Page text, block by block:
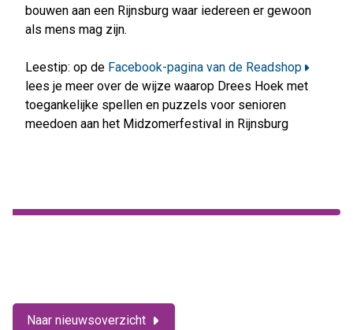
bouwen aan een Rijnsburg waar iedereen er gewoon
als mens mag zijn.
Leestip: op de Facebook-pagina van de Readshop
lees je meer over de wijze waarop Drees Hoek met
toegankelijke spellen en puzzels voor senioren
meedoen aan het Midzomerfestival in Rijnsburg
Naar nieuwsoverzicht